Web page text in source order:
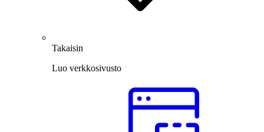
Takaisin
Luo verkkosivusto